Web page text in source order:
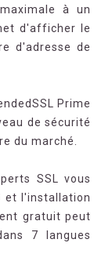
à un
d'afficher le
d'adresse de
Prime
de sécurité
du marché.
SSL vous
et l'installation
gratuit peut
7 langues